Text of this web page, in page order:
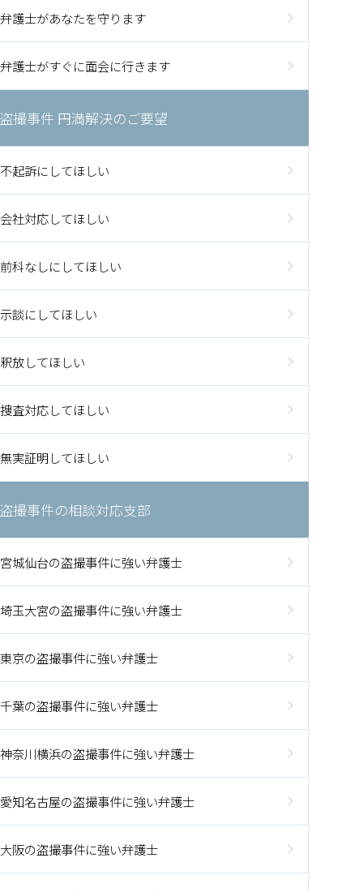
弁護士があなたを守ります
弁護士がすぐに面会に行きます
撮事件 円満解決のご要望
不起訴にしてほしい
会社対応してほしい
前科なしにしてほしい
示談にしてほしい
釈放してほしい
捜査対応してほしい
無実証明してほしい
撮事件の相談対応支部
宮城仙台の盗撮事件に強い弁護士
埼玉大宮の盗撮事件に強い弁護士
東京の盗撮事件に強い弁護士
千葉の盗撮事件に強い弁護士
神奈川横浜の盗撮事件に強い弁護士
愛知名古屋の盗撮事件に強い弁護士
大阪の盗撮事件に強い弁護士